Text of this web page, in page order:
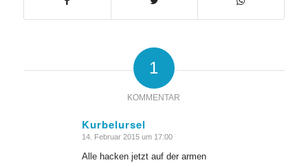
1
KOMMENTAR
Kurbelursel
sagte:
14. Februar 2015 um 17:00
Alle hacken jetzt auf der armen